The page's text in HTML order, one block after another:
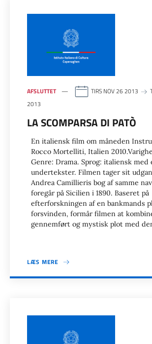
AFSLUTTET TIRS NOV 26 2013
2013
LA SCOMPARSA DI PATÒ
En italiensk film om måneden
Rocco Mortelliti, Italien
Genre: Drama. Sprog: italiensk med
undertekster. Filmen tager sit
Andrea Camillieris bog af samme
foregår på Sicilien i 1890. Baseret på
efterforskningen af en bankmands
forsvinden, formår filmen at
gennemført og mystisk plot med
LÆS MERE